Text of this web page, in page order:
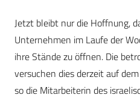
Jetzt bleibt nur die Hoffnung,
Unternehmen im Laufe der
ihre Stände zu öffnen. Die
versuchen dies derzeit auf
so die Mitarbeiterin des